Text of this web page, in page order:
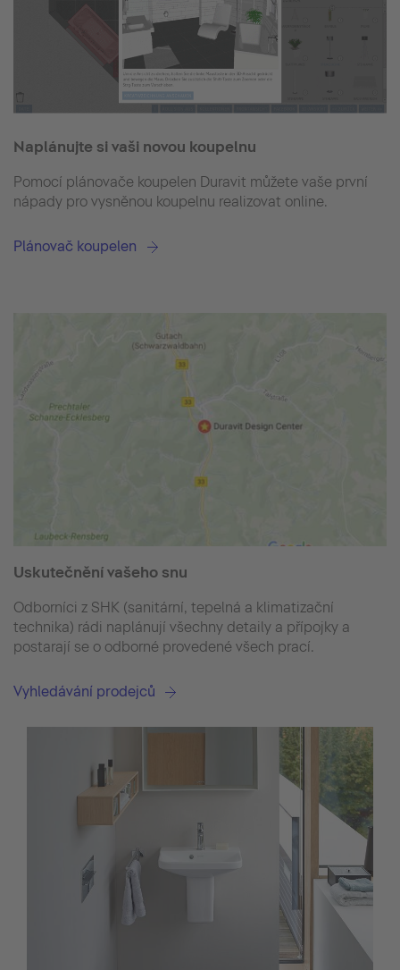
Naplánujte si vaši novou koupelnu
Pomocí plánovače koupelen Duravit můžete vaše první
nápady pro vysněnou koupelnu realizovat online.
Plánovač koupelen
Uskutečnění vašeho snu
Odborníci z SHK (sanitární, tepelná a klimatizační
technika) rádi naplánují všechny detaily a přípojky a
postarají se o odborné provedené všech prací.
Vyhledávání prodejců